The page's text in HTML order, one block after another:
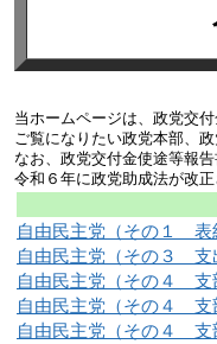
当ホームページは、政党交
ご覧になりたい政党本部、
なお、政党交付金使途等報告
令和６年に政党助成法が改
自由民主党（その１ 表
自由民主党（その３ 支
自由民主党（その４ 支
自由民主党（その４ 支
自由民主党（その４ 支